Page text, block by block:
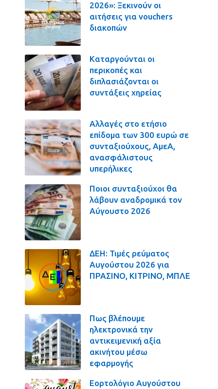
2026»: Ξεκινούν οι
αιτήσεις για vouchers
διακοπών
Καταργούνται οι
περικοπές και
διπλασιάζονται οι
συντάξεις χηρείας
Αλλαγές στο ετήσιο
επίδομα των 300 ευρώ σε
συνταξιούχους, ΑμεΑ,
ανασφάλιστους
υπερήλικες
Ποιοι συνταξιούχοι θα
λάβουν αναδρομικά τον
Αύγουστο 2026
ΔΕΗ: Τιμές ρεύματος
Αυγούστου 2026 για
ΠΡΑΣΙΝΟ, ΚΙΤΡΙΝΟ, ΜΠΛΕ
Πως βλέπουμε
ηλεκτρονικά την
αντικειμενική αξία
ακινήτου μέσω
εφαρμογής
Εορτολόγιο Αυγούστου